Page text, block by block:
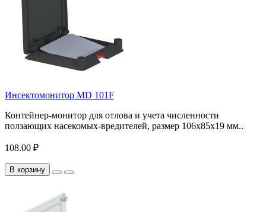
Инсектомонитор MD 101F
Контейнер-монитор для отлова и учета численности
ползающих насекомых-вредителей, размер 106х85х19 мм..
108.00 ₽
В корзину